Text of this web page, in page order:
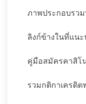
ภาพประกอบรว
ลิงก์ข้างในที่แน
คู่มือสมัครคาสิโ
รวมกติกาเครดิ